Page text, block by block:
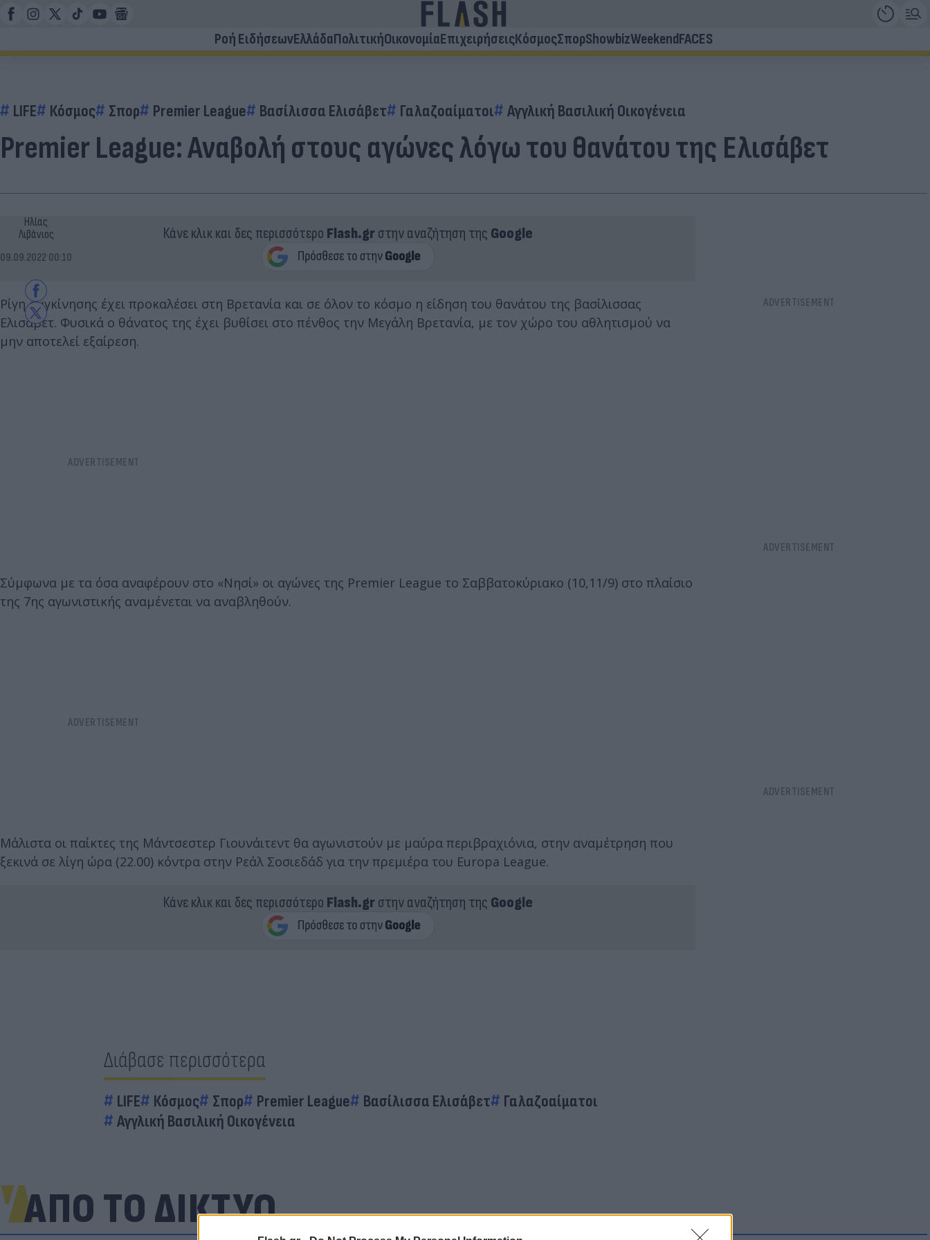
Ροή ΕιδήσεωνΕλλάδαΠολιτικήΟικονομίαΕπιχειρήσειςΚόσμοςΣπορShowbizWeekendFACES
LIFE Κόσμος Σπορ Premier League Βασίλισσα Ελισάβετ Γαλαζοαίματοι Αγγλική Βασιλική Οικογένεια
Premier League: Αναβολή στους αγώνες λόγω του θανάτου της Ελισάβετ
Ηλίας
Λιβάνιος
09.09.2022 00:10
Κάνε κλικ και δες περισσότερο Flash.grστην αναζήτηση της Google
Ρίγη συγκίνησης έχει προκαλέσει στη Βρετανία και σε όλον το κόσμο η είδηση του θανάτου της βασίλισσας
Ελισάβετ. Φυσικά ο θάνατος της έχει βυθίσει στο πένθος την Μεγάλη Βρετανία, με τον χώρο του αθλητισμού να
μην αποτελεί εξαίρεση.
Σύμφωνα με τα όσα αναφέρουν στο «Νησί» οι αγώνες της Premier League το Σαββατοκύριακο (10,11/9) στο πλαίσιο
της 7ης αγωνιστικής αναμένεται να αναβληθούν.
Μάλιστα οι παίκτες της Μάντσεστερ Γιουνάιτεντ θα αγωνιστούν με μαύρα περιβραχιόνια, στην αναμέτρηση που
ξεκινά σε λίγη ώρα (22.00) κόντρα στην Ρεάλ Σοσιεδάδ για την πρεμιέρα του Europa League.
Κάνε κλικ και δες περισσότερο Flash.grστην αναζήτηση της Google
Διάβασε περισσότερα
LIFE Κόσμος Σπορ Premier League Βασίλισσα Ελισάβετ
Γαλαζοαίματοι
Αγγλική Βασιλική Οικογένεια
ΑΠΟ ΤΟ ΔΙΚΤΥΟ